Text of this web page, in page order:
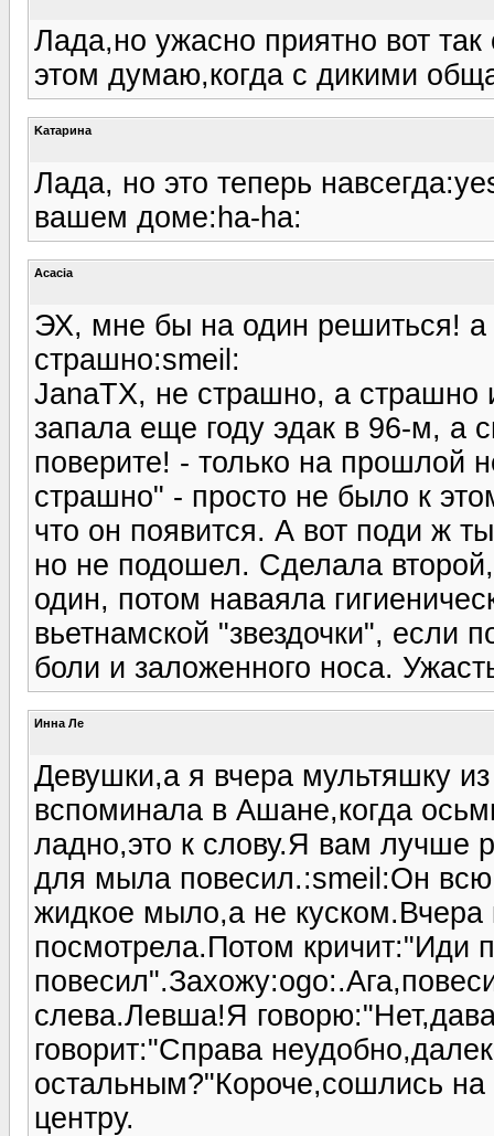
Лада,но ужасно приятно вот
этом думаю,когда с дикими
Kатарина
Лада, но это теперь
вашем доме:ha-ha:
Acacia
ЭХ, мне бы на один решиться!
страшно:smeil:
JanaTX, не страшно, а
запала еще году эдак в 96-м, а
поверите! - только на прошлой
страшно" - просто не было к
что он появится. А вот поди ж
но не подошел. Сделала
один, потом наваяла
вьетнамской "звездочки", если
боли и заложенного носа.
Инна Ле
Девушки,а я вчера мультяшку
вспоминала в Ашане,когда
ладно,это к слову.Я вам лучше
для мыла повесил.:smeil:Он
жидкое мыло,а не куском.Вчера
посмотрела.Потом кричит:"Иди
слева.Левша!Я
говорит:"Справа
остальным?"Короче,сошлись на
центру.